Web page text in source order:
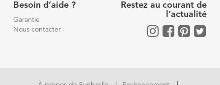
Besoin d’aide ?
Garantie
Nous contacter
Restez au courant de
l’actualité